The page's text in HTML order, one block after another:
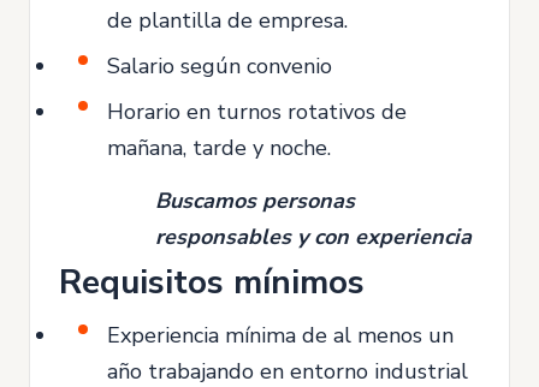
de plantilla de empresa.
Salario según convenio
Horario en turnos rotativos de
mañana, tarde y noche.
Buscamos personas
responsables y con experiencia
Requisitos mínimos
Experiencia mínima de al menos un
año trabajando en entorno industrial